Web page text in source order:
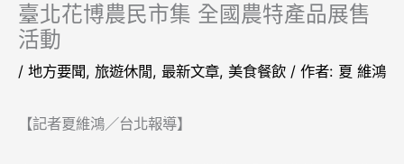
臺北花博農民市集 全國農特產品展售
活動
/ 地方要聞, 旅遊休閒, 最新文章, 美食餐飲 / 作者: 夏 維鴻
【記者夏維鴻／台北報導】